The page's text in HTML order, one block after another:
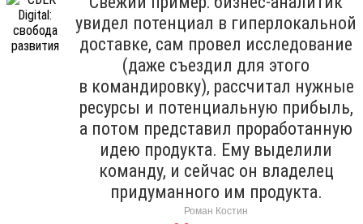
увидел потенциал в гиперлокальной
доставке, сам провел исследование
(даже съездил для этого
в командировку), рассчитал нужные
ресурсы и потенциальную прибыль,
а потом представил проработанную
идею продукта. Ему выделили
команду, и сейчас он владелец
придуманного им продукта.
Роман Костин